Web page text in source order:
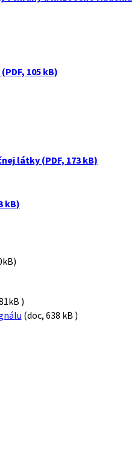
105 kB)
látky (PDF, 173 kB)
kB)
)
(doc, 638 kB )